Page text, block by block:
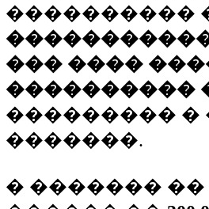
����������
��� ����
����������
���������
�������.
� �������